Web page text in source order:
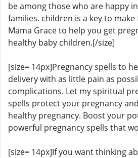
be among those who are happy
families. children is a key to
Mama Grace to help you get
healthy baby children.[/size]
[size= 14px]Pregnancy spells to
delivery with as little pain as
complications. Let my spiritual
spells protect your pregnancy
healthy pregnancy. Boost your
powerful pregnancy spells that
[size= 14px]If you want thinking